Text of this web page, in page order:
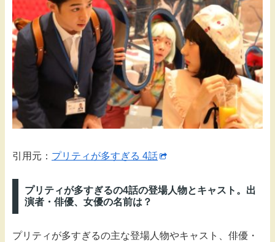
引用元： プリティが多すぎる 4話
プリティが多すぎるの4話の登場人物とキャスト。出
演者・俳優、女優の名前は？
プリティが多すぎるの主な登場人物やキャスト、俳優・